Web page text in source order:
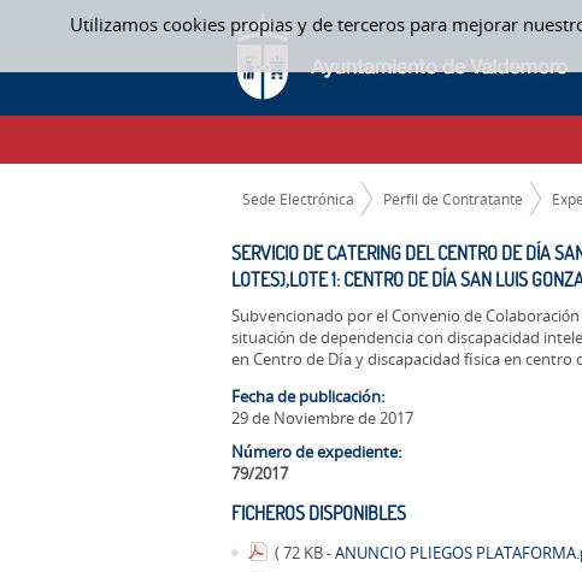
Utilizamos cookies propias y de terceros para mejorar
Saltar al contenido
SERVICIO DE CATERING DEL CENTRO DE DÍA
LUIS GONZAGA Y LOTE 2: CENTRO
CAMINO DE MIGAS
Sede Electrónica Perfil de Contratante
SERVICIO DE CATERING DEL CENTRO DE DÍA
LOTES),LOTE 1: CENTRO DE DÍA SAN LUIS
Subvencionado por el Convenio de
situación de dependencia con discapacidad
en Centro de Día y discapacidad física en
Fecha de publicación:
29 de Noviembre de 2017
Número de expediente:
79/2017
FICHEROS DISPONIBLES
( 72 KB -ANUNCIO PLIEGOS